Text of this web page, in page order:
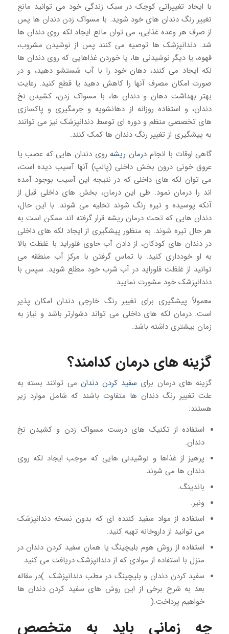
با ایجاد تغییراتی کوچک در سبک زندگی خود می توانید مانع
تغییر رنگ دندان های خود شوید. با مسواک زدن دندان ها پس
از صرف هر وعده غذایی، می توان مانع ایجاد لکه روی دندان ها
شد. دندانپزشک ها توصیه می کنند پس از نوشیدن مشروب،
قهوه، یا دیگر نوشیدنی ها، یا خوردن غذاهایی که روی دندان ها
لکه ایجاد می کنند، دهان خود را با آب شستشو دهید، و در
صورت امکان مصرف آنها را کاهش دهید یا قطع کنید. رعایت
بهتر بهداشت دهان و دندان ها، با مسواک زدن، کشیدن نخ
دندان، و استفاده روزانه از دهانشویه و جرمگیری و پاکسازی
های تخصصی منظم و دوره ای توسط دندانپزشک نیز می توانند
به پیشگیری از تغییر رنگ دندان ها کمک کنند.
گاهی اوقات با انجامدرمان ریشه روی دندان هایی که عصب یا
عروق خونی درون بخش داخلی (پالپ) آنها آسیب دیده است،
می توان لکه های داخلی که در نتیجه این آسیب بوجود آمده
اند را درمان نمود. طی این درمان، بخش های داخلی قبل از
آنکه پوسیده و تیره رنگ شوند تخلیه می شوند. با این حال،
دندان هایی که تحت درمان ریشه قرار گرفته اند ممکن است به
هر حال تیره شوند. به منظور پیشگیری از ایجاد لکه های داخلی
در دندان های کودکان، از دادن آب حاوی فلوراید با غلظت بالا
به او خودداری کنید. با تماس گرفتن با مرکز آب منطقه می
توانید از غلظت فلوراید در آب شرب خود مطلع شوید. سپس با
دندانپزشک خود مشورت نمایید.
معمولاً پیشگیری برای تغییر رنگ خارجی دندان امکان پذیر
است. درمان لکه های داخلی می تواند دشوارتر باشد و نیاز به
زمان بیشتری داشته باشد.
گزینه های درمان کدامند؟
گزینه های درمان برای سفید کردن دندانمی توانند بسته به
علت تغییر رنگ دندان ها متفاوت باشند که شامل موارد زیر
هستند:
استفاده از تکنیک های درست مسواک زدن و کشیدن نخ
دندان.
پرهیز از غذاها و نوشیدنی هایی که موجب ایجاد لکه روی
دندان ها می شوند.
باندینگ.
ونیر.
استفاده از مواد سفید کننده ای که بدون نسخه دندانپزشک
می توانید از داروخانه تهیه کنید.
استفاده از روش هوم بلیچینگ یا همان سفید کردن دندان در
منزل با استفاده از موادی که از دندانپزشک دریافت می کنید.
سفید کردن دندان و بلیچینگ در مطب دندانپزشک. )در مقاله
بعد به شرح برخی از این روش های سفید کردن دندان ها
خواهیم پرداخت.(
چه زمانی باید به متخصص